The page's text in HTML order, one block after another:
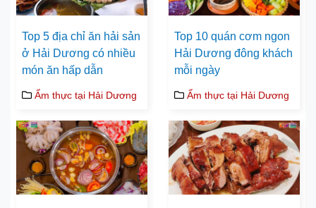
Top 5 địa chỉ ăn hải sản
ở Hải Dương có nhiều
món ăn hấp dẫn
Ẩm thực tại Hải Dương
Top 10 quán cơm ngon
Hải Dương đông khách
mỗi ngày
Ẩm thực tại Hải Dương